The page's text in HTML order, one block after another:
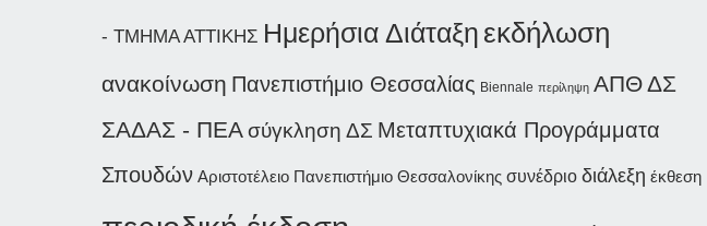
- ΤΜΗΜΑ ΑΤΤΙΚΗΣ Ημερήσια Διάταξη εκδήλωση
ανακοίνωση Πανεπιστήμιο Θεσσαλίας Biennale περίληψη ΑΠΘΔΣ
ΣΑΔΑΣ - ΠΕΑ σύγκληση ΔΣ Μεταπτυχιακά Προγράμματα
Σπουδών Αριστοτέλειο Πανεπιστήμιο Θεσσαλονίκης συνέδριο διάλεξη έκθεση